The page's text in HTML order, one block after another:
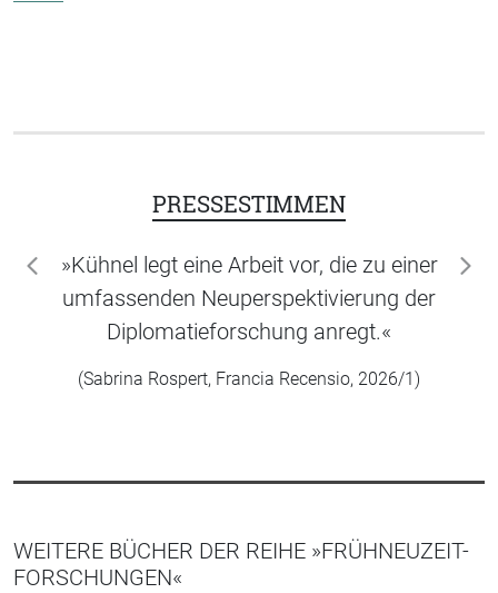
PRESSESTIMMEN
»Kühnel legt eine Arbeit vor, die zu einer
umfassenden Neuperspektivierung der
Diplomatieforschung anregt.«
(Sabrina Rospert, Francia Recensio, 2026/1)
zurück
WEITERE BÜCHER DER REIHE »FRÜHNEUZEIT-
FORSCHUNGEN«